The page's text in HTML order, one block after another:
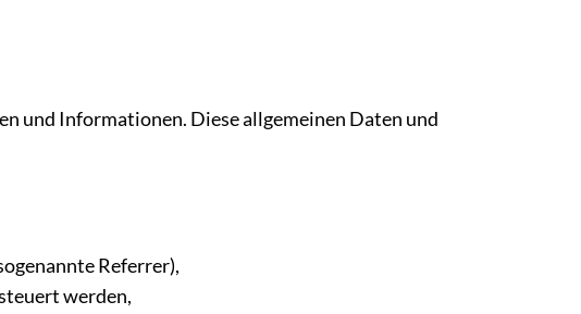
und Informationen. Diese allgemeinen Daten und
Referrer),
werden,